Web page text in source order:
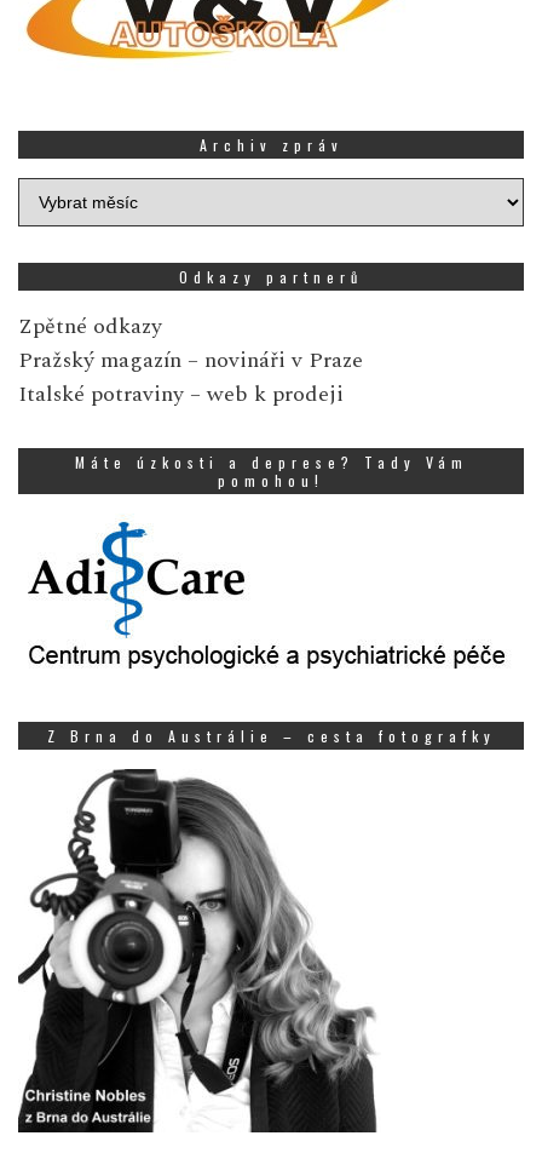
Archiv zpráv
Archiv
zpráv
Odkazy partnerů
Zpětné odkazy
Pražský magazín – novináři v Praze
Italské potraviny – web k prodeji
Máte úzkosti a deprese? Tady Vám
pomohou!
Z Brna do Austrálie – cesta fotografky